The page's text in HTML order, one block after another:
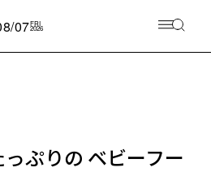
07FRI
2026
ぷりの ベビーフー